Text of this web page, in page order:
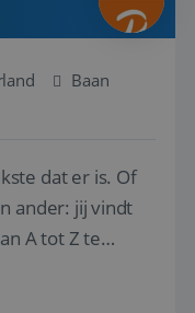
Baan
dat er is. Of
ander: jij vindt
A tot Z te
plekjes op